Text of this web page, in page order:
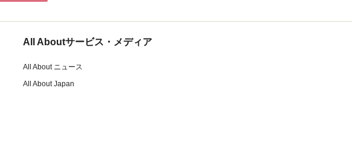
All Aboutサービス・メディア
All About ニュース
All About Japan